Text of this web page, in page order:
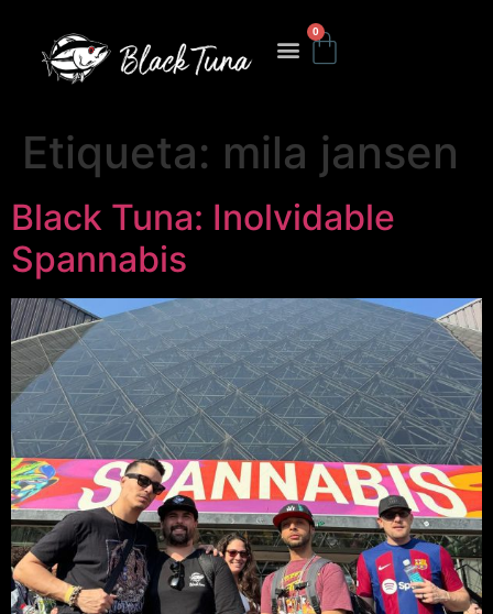
0
Etiqueta: mila jansen
Black Tuna: Inolvidable
Spannabis